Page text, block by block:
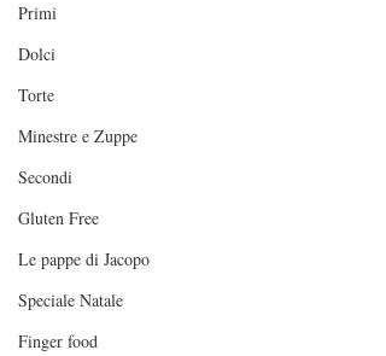
Primi
Dolci
Torte
Minestre e Zuppe
Secondi
Gluten Free
Le pappe di Jacopo
Speciale Natale
Finger food